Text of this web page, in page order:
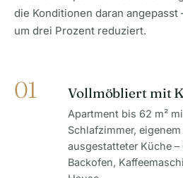
die Konditionen daran
um drei Prozent reduziert.
01 Vollmöbliert mit
Apartment bis 62 m²
Schlafzimmer,
ausgestatteter Küche –
Backofen,